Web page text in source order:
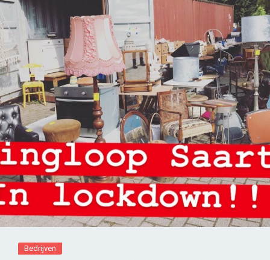
Bedrijven